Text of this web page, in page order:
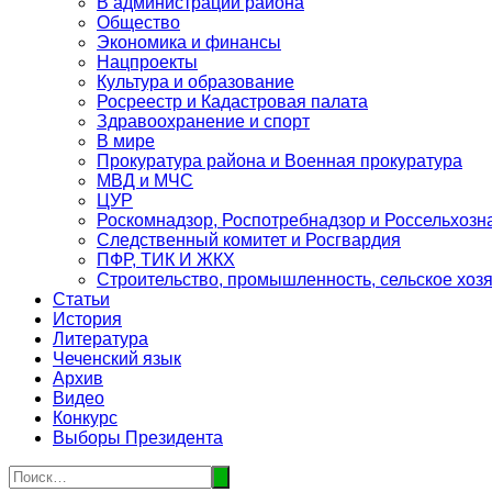
Общество
Экономика и финансы
Нацпроекты
Культура и образование
Росреестр и Кадастровая палата
Здравоохранение и спорт
В мире
Прокуратура района и Военная прокуратура
МВД и МЧС
ЦУР
Роскомнадзор, Роспотребнадзор и
Следственный комитет и Росгвардия
ПФР, ТИК И ЖКХ
Строительство, промышленность, сельское
Статьи
История
Литература
Чеченский язык
Архив
Видео
Конкурс
Выборы Президента